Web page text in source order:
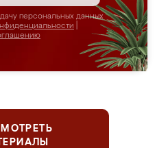
персональных данных